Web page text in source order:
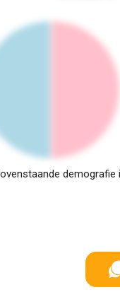
demografie